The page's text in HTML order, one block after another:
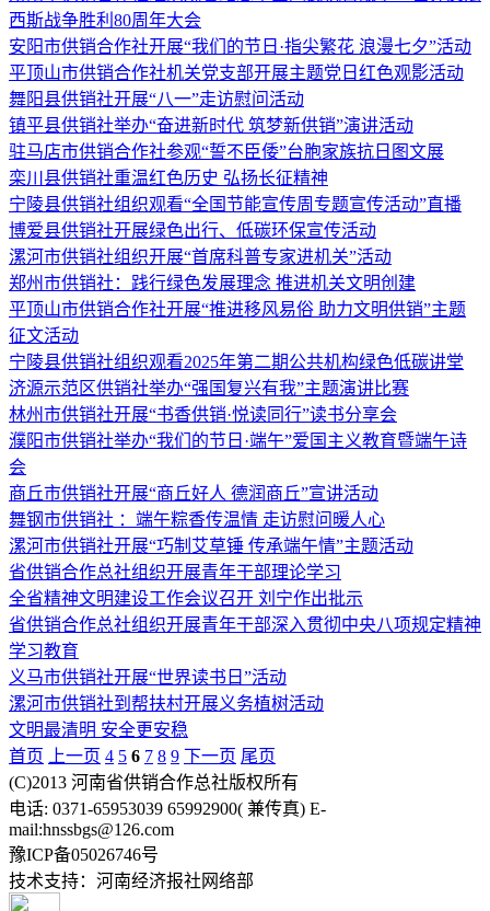
西斯战争胜利80周年大会
安阳市供销合作社开展“我们的节日·指尖繁花 浪漫七夕”活动
平顶山市供销合作社机关党支部开展主题党日红色观影活动
舞阳县供销社开展“八一”走访慰问活动
镇平县供销社举办“奋进新时代 筑梦新供销”演讲活动
驻马店市供销合作社参观“誓不臣倭”台胞家族抗日图文展
栾川县供销社重温红色历史 弘扬长征精神
宁陵县供销社组织观看“全国节能宣传周专题宣传活动”直播
博爱县供销社开展绿色出行、低碳环保宣传活动
漯河市供销社组织开展“首席科普专家进机关”活动
郑州市供销社：践行绿色发展理念 推进机关文明创建
平顶山市供销合作社开展“推进移风易俗 助力文明供销”主题
征文活动
宁陵县供销社组织观看2025年第二期公共机构绿色低碳讲堂
济源示范区供销社举办“强国复兴有我”主题演讲比赛
林州市供销社开展“书香供销·悦读同行”读书分享会
濮阳市供销社举办“我们的节日·端午”爱国主义教育暨端午诗
会
商丘市供销社开展“商丘好人 德润商丘”宣讲活动
舞钢市供销社 ：端午粽香传温情 走访慰问暖人心
漯河市供销社开展“巧制艾草锤 传承端午情”主题活动
省供销合作总社组织开展青年干部理论学习
全省精神文明建设工作会议召开 刘宁作出批示
省供销合作总社组织开展青年干部深入贯彻中央八项规定精神
学习教育
义马市供销社开展“世界读书日”活动
漯河市供销社到帮扶村开展义务植树活动
文明最清明 安全更安稳
首页
上一页 4 5 6 7 8 9 下一页 尾页
(C)2013 河南省供销合作总社版权所有
电话: 0371-65953039 65992900( 兼传真) E-
mail:hnssbgs@126.com
豫ICP备05026746号
技术支持：河南经济报社网络部